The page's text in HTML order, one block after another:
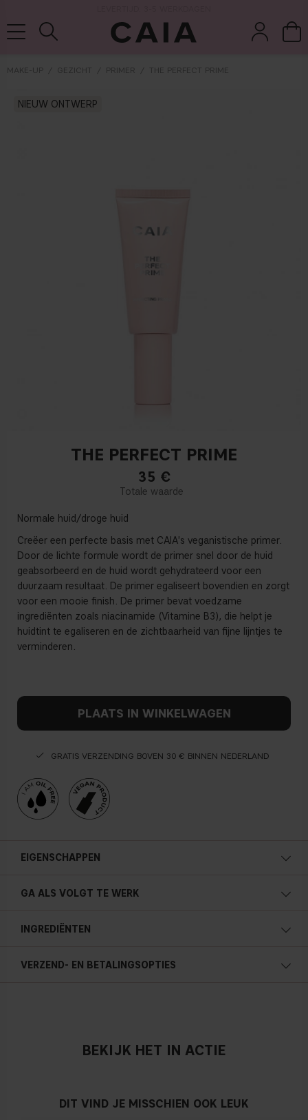
MAKE-UP GEZICHT PRIMER THE PERFECT PRIME
NIEUW ONTWERP
THE PERFECT PRIME
35 €
Normale huid/droge huid
Creëer een perfecte basis met CAIA's veganistische primer.
Door de lichte formule wordt de primer snel door de huid
geabsorbeerd en de huid wordt gehydrateerd voor een
duurzaam resultaat. De primer egaliseert bovendien en zorgt
voor een mooie finish. De primer bevat voedzame
ingrediënten zoals niacinamide (Vitamine B3), die helpt je
huidtint te egaliseren en de zichtbaarheid van fijne lijntjes te
verminderen.
PLAATS IN WINKELWAGEN
GRATIS VERZENDING BOVEN 30 € BINNEN NEDERLAND
EIGENSCHAPPEN
GA ALS VOLGT TE WERK
INGREDIËNTEN
VERZEND- EN BETALINGSOPTIES
BEKIJK HET IN ACTIE
DIT VIND JE MISSCHIEN OOK LEUK
parfum